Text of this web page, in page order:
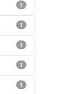
1
1
1
1
1